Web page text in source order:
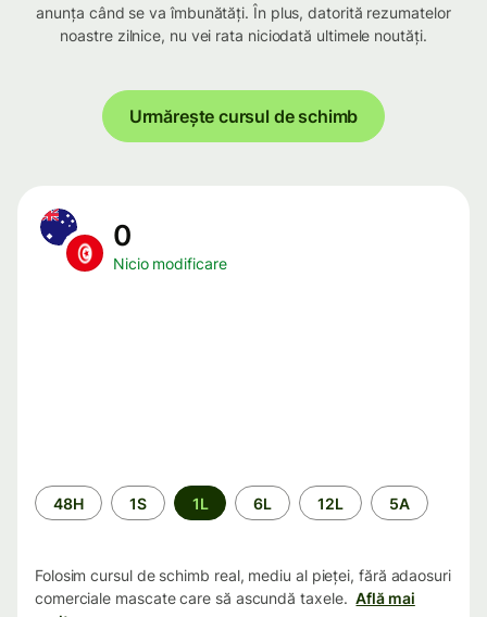
anunța când se va îmbunătăți. În plus, datorită rezumatelor
noastre zilnice, nu vei rata niciodată ultimele noutăți.
Urmărește cursul de schimb
0
Nicio modificare
Perioada
48H 1S 1L 6L 12L 5A
Folosim cursul de schimb real, mediu al pieței, fără adaosuri
comerciale mascate care să ascundă taxele. Află mai